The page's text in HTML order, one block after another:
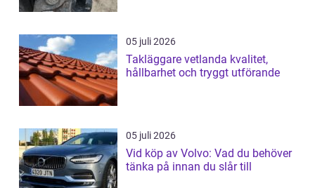
05 juli 2026
Takläggare vetlanda kvalitet,
hållbarhet och tryggt utförande
05 juli 2026
Vid köp av Volvo: Vad du behöver
tänka på innan du slår till